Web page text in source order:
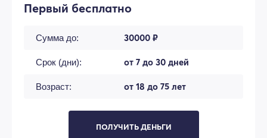
Первый бесплатно
Сумма до: 30000 ₽
Срок (дни): от 7 до 30 дней
Возраст: от 18 до 75 лет
ПОЛУЧИТЬ ДЕНЬГИ